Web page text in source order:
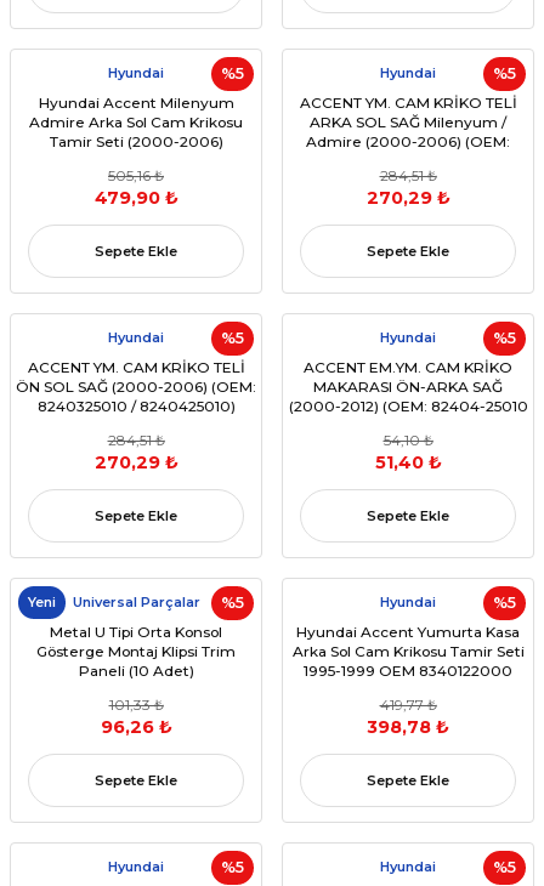
%5
Hyundai
Hyundai Accent Milenyum
Admire Arka Sol Cam Krikosu
Tamir Seti (2000-2006)
505,16 ₺
479,90 ₺
Sepete Ekle
%5
Hyundai
ACCENT YM. CAM KRİKO TELİ
ARKA SOL SAĞ Milenyum /
Admire (2000-2006) (OEM:
284,51 ₺
270,29 ₺
Sepete Ekle
%5
Hyundai
ACCENT YM. CAM KRİKO TELİ
ÖN SOL SAĞ (2000-2006) (OEM:
8240325010 / 8240425010)
284,51 ₺
270,29 ₺
Sepete Ekle
%5
Hyundai
ACCENT EM.YM. CAM KRİKO
MAKARASI ÖN-ARKA SAĞ
(2000-2012) (OEM: 82404-25010
54,10 ₺
51,40 ₺
Sepete Ekle
%5
Yeni Universal Parçalar
Metal U Tipi Orta Konsol
Gösterge Montaj Klipsi Trim
Paneli (10 Adet)
101,33 ₺
96,26 ₺
Sepete Ekle
%5
Hyundai
Hyundai Accent Yumurta Kasa
Arka Sol Cam Krikosu Tamir Seti
1995-1999 OEM 8340122000
419,77 ₺
398,78 ₺
Sepete Ekle
%5
Hyundai %5
Hyundai